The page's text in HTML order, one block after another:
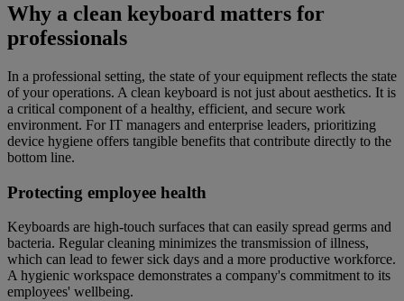
Why a clean keyboard matters for
professionals
In a professional setting, the state of your equipment reflects the state
of your operations. A clean keyboard is not just about aesthetics. It is
a critical component of a healthy, efficient, and secure work
environment. For IT managers and enterprise leaders, prioritizing
device hygiene offers tangible benefits that contribute directly to the
bottom line.
Protecting employee health
Keyboards are high-touch surfaces that can easily spread germs and
bacteria. Regular cleaning minimizes the transmission of illness,
which can lead to fewer sick days and a more productive workforce.
A hygienic workspace demonstrates a company's commitment to its
employees' wellbeing.